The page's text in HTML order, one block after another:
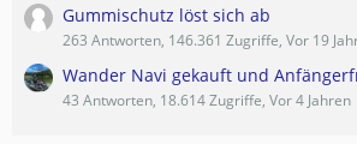
Gummischutz löst sich ab
263 Antworten, 146.361 Zugriffe, Vor 19
Wander Navi gekauft und
43 Antworten, 18.614 Zugriffe, Vor 4 Jahren